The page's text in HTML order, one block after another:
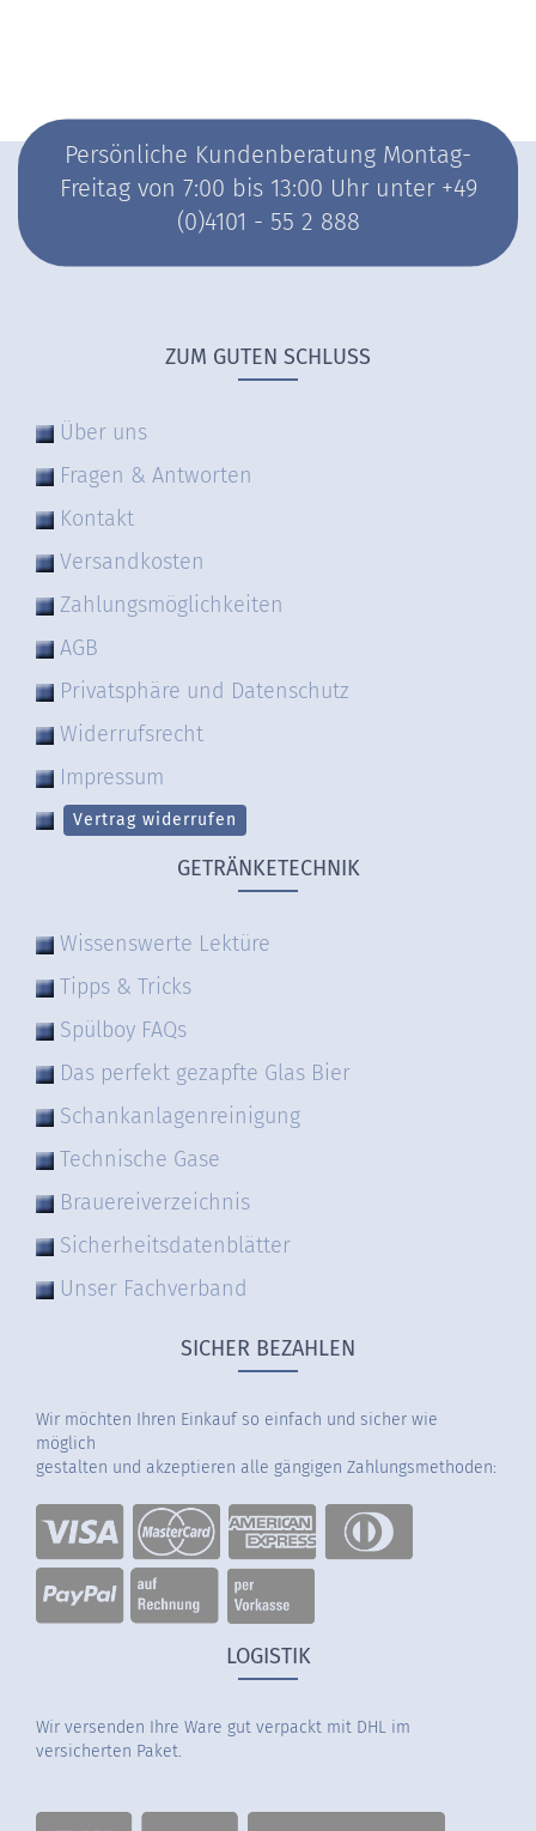
Persönliche Kundenberatung Montag-
Freitag von 7:00 bis 13:00 Uhr unter +49
(0)4101 - 55 2 888
ZUM GUTEN SCHLUSS
Über uns
Fragen & Antworten
Kontakt
Versandkosten
Zahlungsmöglichkeiten
AGB
Privatsphäre und Datenschutz
Widerrufsrecht
Impressum
Vertrag widerrufen
GETRÄNKETECHNIK
Wissenswerte Lektüre
Tipps & Tricks
Spülboy FAQs
Das perfekt gezapfte Glas Bier
Schankanlagenreinigung
Technische Gase
Brauereiverzeichnis
Sicherheitsdatenblätter
Unser Fachverband
SICHER BEZAHLEN
Wir möchten Ihren Einkauf so einfach und sicher wie
möglich
gestalten und akzeptieren alle gängigen Zahlungsmethoden:
LOGISTIK
Wir versenden Ihre Ware gut verpackt mit DHL im
versicherten Paket.